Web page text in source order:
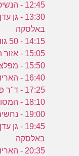
12:45 - הנשיכות הקטלניות ביותר
באלסקה
14:15 - 50 גוונים של כרישים
15:05 - אזור הציד של הכרישים: המצוד
15:50 - מפלצות נחשים
16:40 - האריות הקטלניים ביותר
17:25 - ד''ר פול 10: האוסף - בכל מזג אוויר
18:10 - המסוכנים ביותר - 1. להקות ונחילים
19:00 - נחשים בעיר 8 - 3. מקוברה לקרוקודיל
באלסקה
20:35 - האריות הקטלניים ביותר